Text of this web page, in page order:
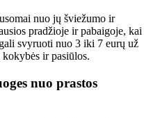
nuo jų šviežumo ir
pradžioje ir pabaigoje, kai
svyruoti nuo 3 iki 7 eurų už
ir pasiūlos.
nuo prastos